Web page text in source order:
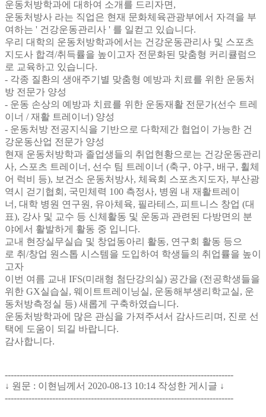
운동처방학과에 대하여 소개를 드리자면,
운동처방사 라는 직업은 현재 문화체육관광부에서 자격을 부
여하는 ' 건강운동관리사 ' 를 일컫고 있습니다.
우리 대학의 운동처방학과에서는 건강운동관리사 및 스포츠
지도사 합격/취득률을 높이고자 전문화된 맞춤형 커리큘럼으
로 교육하고 있습니다.
- 각종 질환의 생애주기별 맞춤형 예방과 치료를 위한 운동처
방 전문가 양성
- 운동 손상의 예방과 치료를 위한 운동재활 전문가(선수 트레
이너 / 재활 트레이너) 양성
- 운동처방 전공지식을 기반으로 다학제간 협업이 가능한 건
강운동산업 전문가 양성
현재 운동처방학과 졸업생들의 취업현황으로는 건강운동관리
사, 스포츠 트레이너, 선수 팀 트레이너 (축구, 야구, 배구, 휠체
어 럭비 등), 보건소 운동처방사, 체육회 스포츠지도자, 부산광
역시 걷기협회, 국민체력 100 측정사, 병원 내 재활트레이
너, 대학 병원 연구원, 유아체육, 필라테스, 피트니스 창업 (대
표), 강사 및 교수 등 신체활동 및 운동과 관련된 다방면의 분
야에서 활발하게 활동 중 입니다.
교내 현장실무실습 및 창업동아리 활동, 연구회 활동 등으
로 취/창업 원스톱 시스템을 도입하여 학생들의 취업률을 높이
고자
이번 여름 교내 IFS(미래형 첨단강의실) 공간을 (전공학생들을
위한 GX실습실, 웨이트트레이닝실, 운동해부생리학교실, 운
동처방측정실 등) 새롭게 구축하였습니다.
운동처방학과에 많은 관심을 가져주셔서 감사드리며, 진로 선
택에 도움이 되길 바랍니다.
감사합니다.
-----------------------------------------------------------------------------
↓ 원문 : 이현님께서 2020-08-13 10:14 작성한 게시글 ↓
-----------------------------------------------------------------------------